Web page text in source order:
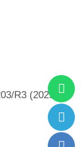
R3 (2025)